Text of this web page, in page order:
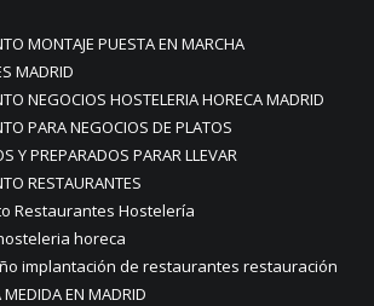
MONTAJE PUESTA EN MARCHA
MADRID
NEGOCIOS HOSTELERIA HORECA MADRID
PARA NEGOCIOS DE PLATOS
Y PREPARADOS PARAR LLEVAR
RESTAURANTES
Restaurantes Hostelería
horeca
implantación de restaurantes restauración
EN MADRID